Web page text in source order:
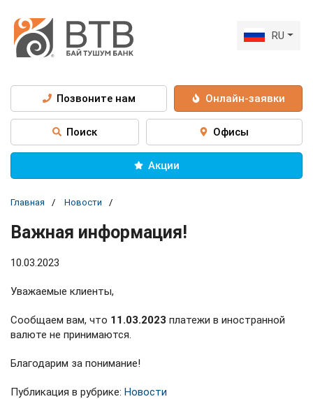
RU
Позвоните нам Онлайн-заявки
Поиск Офисы
Акции
Главная Новости
Важная информация!
10.03.2023
Уважаемые клиенты,
Сообщаем вам, что 11.03.2023 платежи в иностранной
валюте не принимаются.
Благодарим за понимание!
Публикация в рубрике: Новости